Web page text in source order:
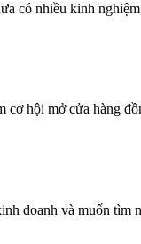
có nhiều kinh
cơ hội mở cửa hàng
doanh và muốn tìm